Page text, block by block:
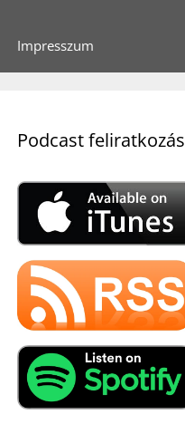
Impresszum
Podcast feliratkozás